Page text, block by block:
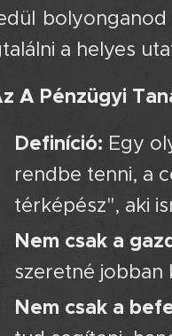
a helyes utat!
A Pénzügyi
Definíció: Egy
rendbe tenni, a
térképész", aki
Nem csak a
szeretné jobban
Nem csak a